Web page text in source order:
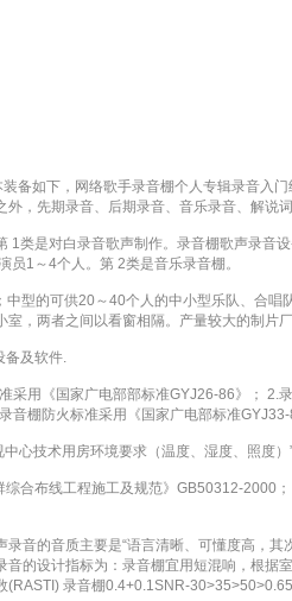
备如下，网络歌手录音棚个人专辑录音
，先期录音、后期录音、音乐录音、解
1类是对白录音歌声制作。录音棚歌声录
1～4个人。第 2类是音乐录音棚。
型的可供20～40个人的中小型乐队、合
，两者之间以看窗相隔。产量较大的制片
备及软件.
用《国家广电部部标准GYJ26-86》；
棚防火标准采用《国家广电部标准GYJ33-
心技术用房环境要求（温度、湿度、照
合布线工程施工及规范》GB50312-
音的音质主要是“语言清晰、可懂度高，
的设计指标为：录音棚宜用短混响，根
(RASTI) 录音棚0.4+0.1SNR-30>35>50>0.65